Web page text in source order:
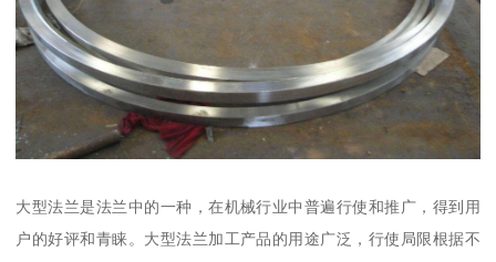
大型法兰是法兰中的一种，在机械行业中普遍行使和推广，得到用
户的好评和青睐。大型法兰加工产品的用途广泛，行使局限根据不